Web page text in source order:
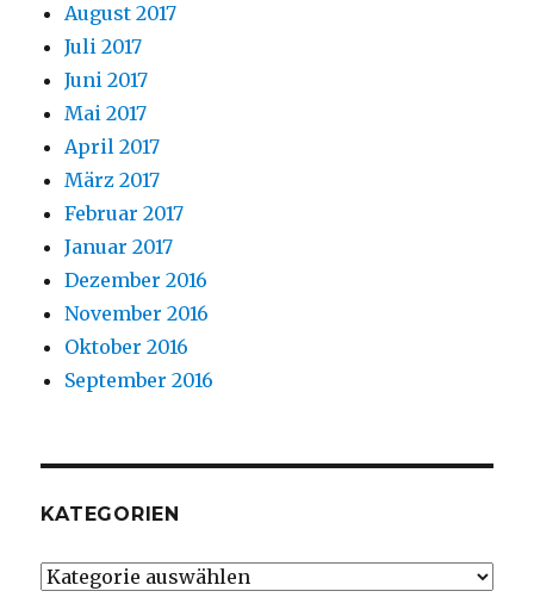
August 2017
Juli 2017
Juni 2017
Mai 2017
April 2017
März 2017
Februar 2017
Januar 2017
Dezember 2016
November 2016
Oktober 2016
September 2016
KATEGORIEN
Kategorien